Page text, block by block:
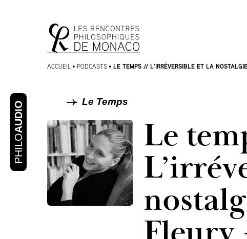
contenu
ACCUEIL • PODCASTS • LE TEMPS // L’IRRÉVERSIBLE ET LA
Le Temps
Le
PHILO
AUDIO